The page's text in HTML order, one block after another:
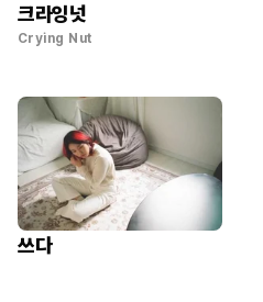
크라잉넛
Crying Nut
쓰다